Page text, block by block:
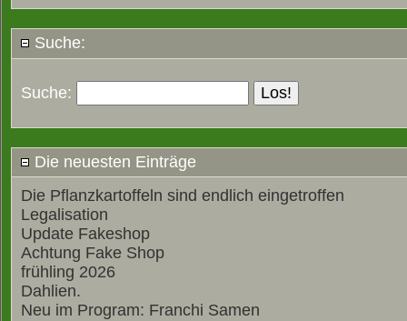
Suche:
Suche:
Die neuesten Einträge
Die Pflanzkartoffeln sind endlich eingetroffen
Legalisation
Update Fakeshop
Achtung Fake Shop
frühling 2026
Dahlien.
Neu im Program: Franchi Samen